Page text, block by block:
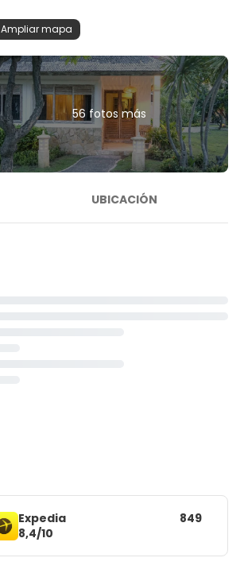
Ampliar mapa
56 fotos más
UBICACIÓN
Expedia
8,4/10
849